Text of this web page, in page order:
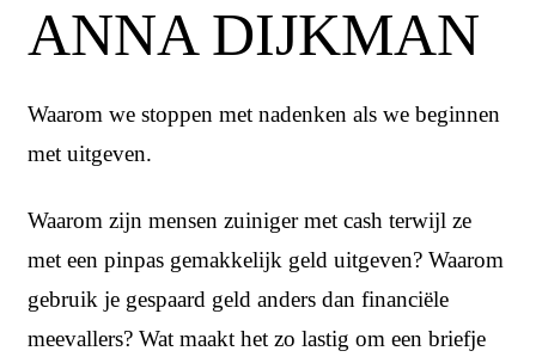
ANNA DIJKMAN
Waarom we stoppen met nadenken als we beginnen
met uitgeven.
Waarom zijn mensen zuiniger met cash terwijl ze
met een pinpas gemakkelijk geld uitgeven? Waarom
gebruik je gespaard geld anders dan financiële
meevallers? Wat maakt het zo lastig om een briefje